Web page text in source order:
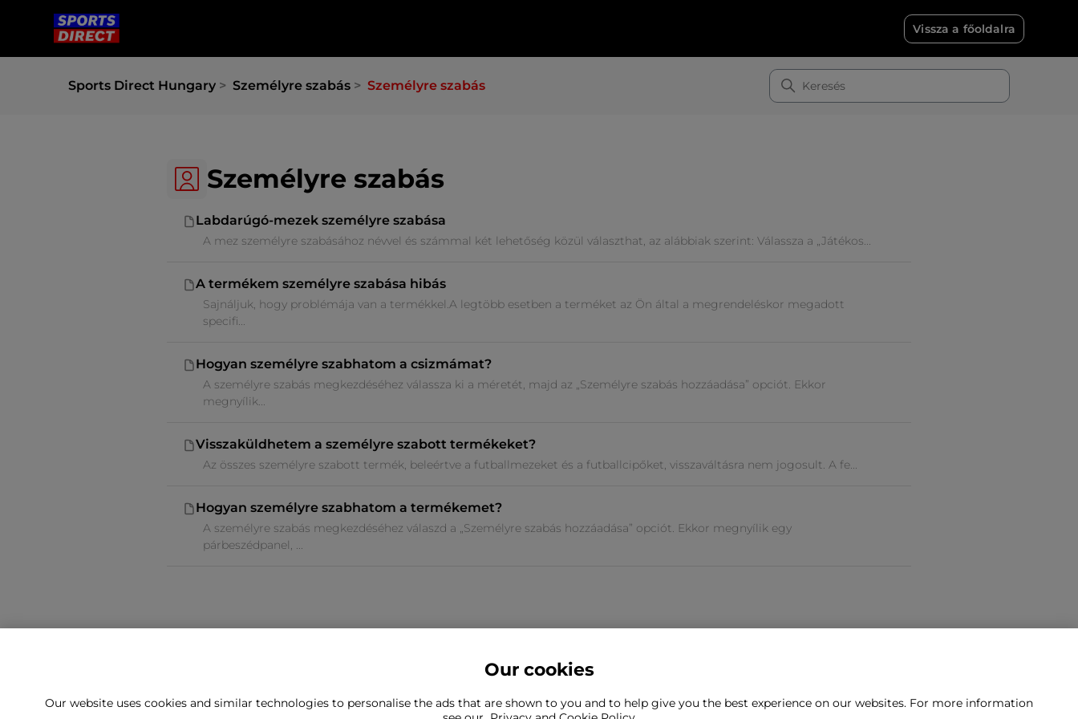
Vissza a főoldalra
Sports Direct Hungary Személyre szabás Személyre szabás
Személyre szabás
Labdarúgó-mezek személyre szabása
A mez személyre szabásához névvel és számmal két lehetőség közül választhat, az alábbiak szerint: Válassza a „Játékos...
A termékem személyre szabása hibás
Sajnáljuk, hogy problémája van a termékkel.A legtöbb esetben a terméket az Ön által a megrendeléskor megadott
specifi...
Hogyan személyre szabhatom a csizmámat?
A személyre szabás megkezdéséhez válassza ki a méretét, majd az „Személyre szabás hozzáadása” opciót. Ekkor
megnyílik...
Visszaküldhetem a személyre szabott termékeket?
Az összes személyre szabott termék, beleértve a futballmezeket és a futballcipőket, visszaváltásra nem jogosult. A fe...
Hogyan személyre szabhatom a termékemet?
A személyre szabás megkezdéséhez válaszd a „Személyre szabás hozzáadása” opciót. Ekkor megnyílik egy
párbeszédpanel, ...
Nem találja, amit keres?
Our cookies
Our website uses cookies and similar technologies to personalise the ads that are shown to you and to help give you the best experience on our websites. For more information